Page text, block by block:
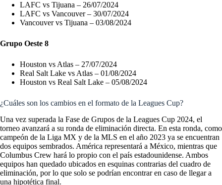
LAFC vs Tijuana – 26/07/2024
LAFC vs Vancouver – 30/07/2024
Vancouver vs Tijuana – 03/08/2024
Grupo Oeste 8
Houston vs Atlas – 27/07/2024
Real Salt Lake vs Atlas – 01/08/2024
Houston vs Real Salt Lake – 05/08/2024
¿Cuáles son los cambios en el formato de la Leagues Cup?
Una vez superada la Fase de Grupos de la Leagues Cup 2024, el
torneo avanzará a su ronda de eliminación directa. En esta ronda, como
campeón de la Liga MX y de la MLS en el año 2023 ya se encuentran
dos equipos sembrados. América representará a México, mientras que
Columbus Crew hará lo propio con el país estadounidense. Ambos
equipos han quedado ubicados en esquinas contrarias del cuadro de
eliminación, por lo que solo se podrían encontrar en caso de llegar a
una hipotética final.